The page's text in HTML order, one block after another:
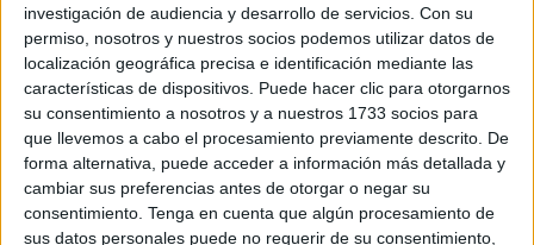
investigación de audiencia y desarrollo de servicios. Con su
permiso, nosotros y nuestros socios podemos utilizar datos de
localización geográfica precisa e identificación mediante las
características de dispositivos. Puede hacer clic para otorgarnos
su consentimiento a nosotros y a nuestros 1733 socios para
que llevemos a cabo el procesamiento previamente descrito. De
forma alternativa, puede acceder a información más detallada y
cambiar sus preferencias antes de otorgar o negar su
consentimiento. Tenga en cuenta que algún procesamiento de
sus datos personales puede no requerir de su consentimiento,
Por eso compartimos este precioso Librito de Recuerdos
de Infantil, un recurso pensado para que los más
pequeños recopilen sus vivencias, sus aprendizajes y los
momentos más felices de esta etapa tan importante
antes de dar el […]
Publicado en:Educación Infantil,Final de Curso
Etiquetado
como:educación infantil, educación preescolar,fin de curso ,
final de curso,graduación infantil,librito de recuerdos,